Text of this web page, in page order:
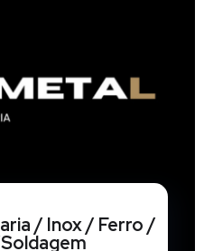
/ Inox / Ferro /